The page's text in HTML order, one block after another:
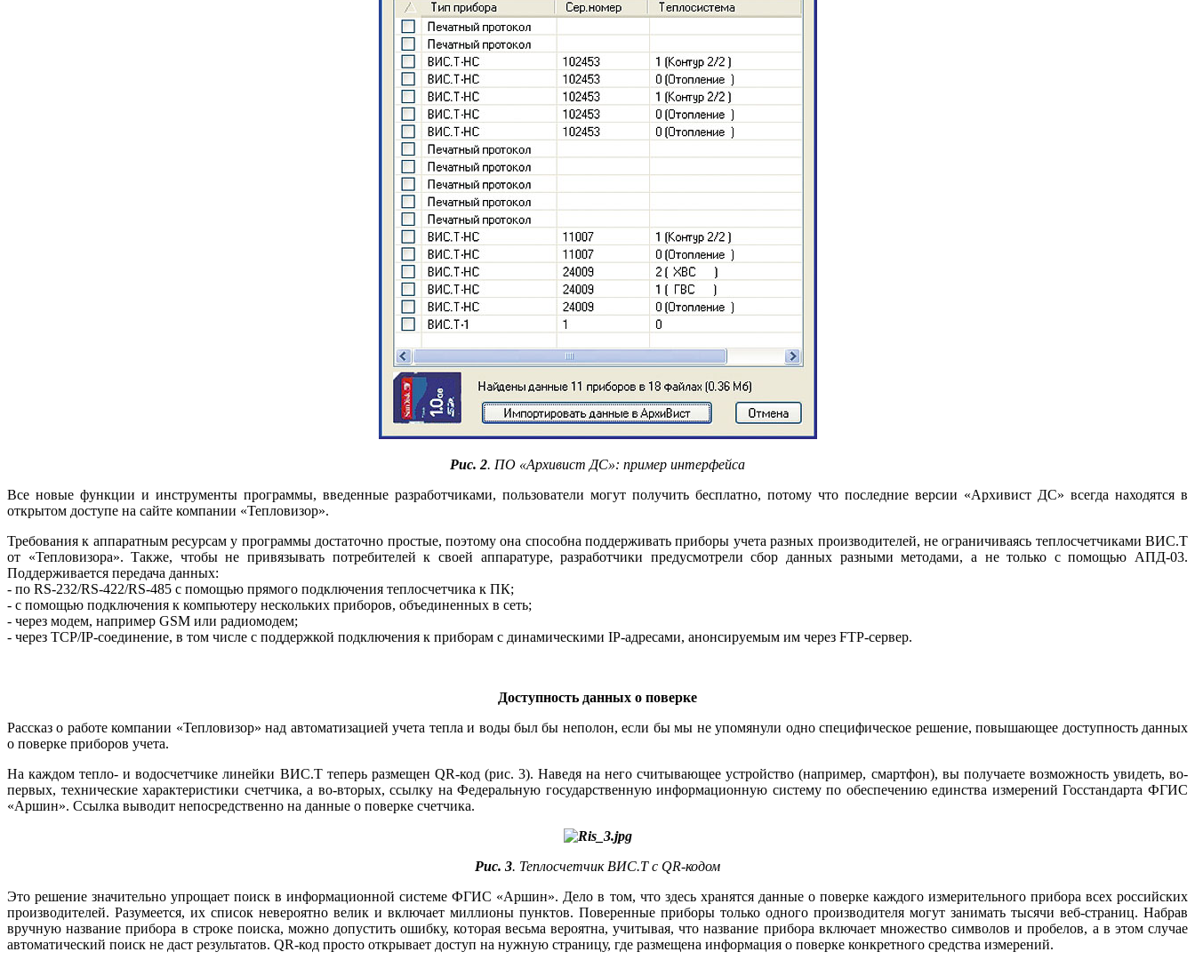
Рис. 2. ПО «Архивист ДС»: пример интерфейса
Все новые функции и инструменты программы, введенные разработчиками, пользователи могут получить бесплатно, потому что последние версии «Архивист ДС» всегда находятся в
открытом доступе на сайте компании «Тепловизор».
Требования к аппаратным ресурсам у программы достаточно простые, поэтому она способна поддерживать приборы учета разных производителей, не ограничиваясь теплосчетчиками ВИС.Т
от «Тепловизора». Также, чтобы не привязывать потребителей к своей аппаратуре, разработчики предусмотрели сбор данных разными методами, а не только с помощью АПД-03.
Поддерживается передача данных:
- по RS-232/RS-422/RS-485 с помощью прямого подключения теплосчетчика к ПК;
- с помощью подключения к ком­пьютеру нескольких приборов, объединенных в сеть;
- через модем, например GSM или радиомодем;
- через TCP/IP-соединение, в том числе с поддержкой подключения к приборам с динамическими IP-адресами, анонсируемым им через FTP-сервер.
Доступность данных о поверке
Рассказ о работе компании «Тепловизор» над автоматизацией учета тепла и во­ды был бы неполон, если бы мы не упомянули одно специфическое решение, повышающее доступность данных
о поверке приборов учета.
На каждом тепло- и водосчетчике линейки ВИС.Т теперь размещен QR-код (рис. 3). Наведя на не­го считывающее устройство (например, смартфон), вы получаете возможность увидеть, во-
первых, технические характеристики счетчика, а во-вторых, ссылку на Федеральную государственную информационную систему по обеспечению единства измерений Госстандарта ФГИС
«Аршин». Ссылка выводит непосредственно на данные о поверке счетчика.
Рис. 3. Теплосчетчик ВИС.Т с QR-кодом
Это решение значительно упрощает поиск в информационной системе ФГИС «Аршин». Де­ло в том, что здесь хранятся данные о поверке каждого измерительного прибора всех российских
производителей. Разумеется, их список невероятно велик и включает миллионы пунктов. Поверенные приборы только одного производителя могут занимать тысячи веб-страниц. Набрав
вручную название прибора в строке поиска, можно допустить ошибку, которая весьма вероятна, учитывая, что название прибора включает множество символов и пробелов, а в этом случае
автоматический поиск не даст результатов. QR-код просто открывает доступ на нужную страницу, где размещена информация о поверке конкретного средства измерений.